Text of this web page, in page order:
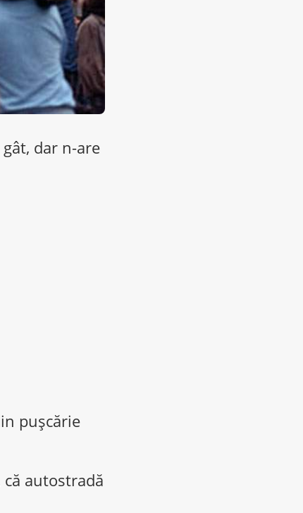
dar n-are
puşcărie
autostradă